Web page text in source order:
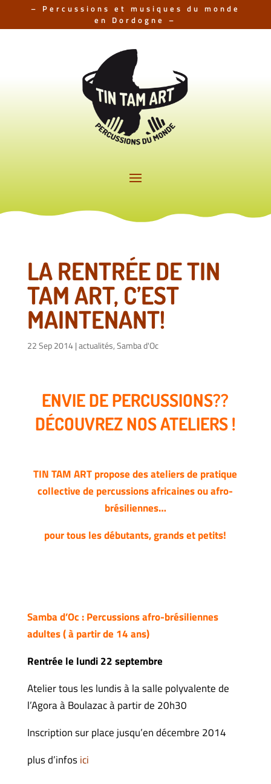
– Percussions et musiques du monde
en Dordogne –
LA RENTRÉE DE TIN
TAM ART, C’EST
MAINTENANT!
22 Sep 2014|actualités,Samba d'Oc
ENVIE DE PERCUSSIONS??
DÉCOUVREZ NOS ATELIERS !
TIN TAM ART propose des ateliers de pratique
collective de percussions africaines ou afro-
brésiliennes…
pour tous les débutants, grands et petits!
Samba d’Oc : Percussions afro-brésiliennes
adultes ( à partir de 14 ans)
Rentrée le lundi 22 septembre
Atelier tous les lundis à la salle polyvalente de
l’Agora à Boulazac à partir de 20h30
Inscription sur place jusqu’en décembre 2014
plus d’infosici